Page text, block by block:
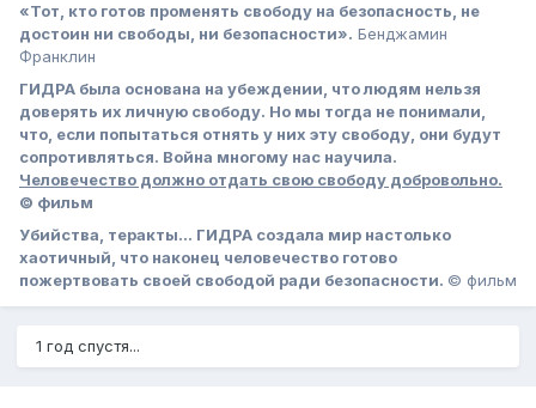
«Тот, кто готов променять свободу на безопасность, не
достоин ни свободы, ни безопасности». Бенджамин
Франклин
ГИДРА была основана на убеждении, что людям нельзя
доверять их личную свободу. Но мы тогда не понимали,
что, если попытаться отнять у них эту свободу, они будут
сопротивляться. Война многому нас научила.
Человечество должно отдать свою свободу добровольно.
© фильм
Убийства, теракты… ГИДРА создала мир настолько
хаотичный, что наконец человечество готово
пожертвовать своей свободой ради безопасности. © фильм
1 год спустя...